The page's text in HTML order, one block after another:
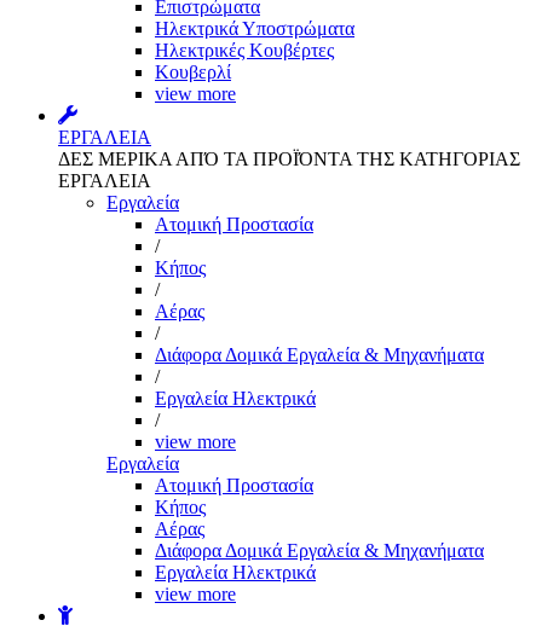
Επιστρώματα
Ηλεκτρικά Υποστρώματα
Ηλεκτρικές Κουβέρτες
Κουβερλί
view more
ΕΡΓΑΛΕΙΑ
ΔΕΣ ΜΕΡΙΚΑ ΑΠΌ ΤΑ ΠΡΟΪΌΝΤΑ ΤΗΣ ΚΑΤΗΓΟΡΙΑΣ
ΕΡΓΑΛΕΙΑ
Εργαλεία
Aτομική Προστασία
/
Kήπος
/
Αέρας
/
Διάφορα Δομικά Εργαλεία & Μηχανήματα
/
Εργαλεία Ηλεκτρικά
/
view more
Εργαλεία
Aτομική Προστασία
Kήπος
Αέρας
Διάφορα Δομικά Εργαλεία & Μηχανήματα
Εργαλεία Ηλεκτρικά
view more